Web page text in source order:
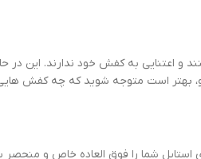
و اعتنایی به کفش خود ندارند.
رو، بهتر است متوجه شوید که چه کفش
استایل شما را فوق العاده خاص و